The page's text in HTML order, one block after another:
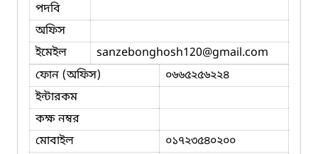
পদবি
অফিস
ইমেইল
sanzebonghosh120@gmail.com
ফোন (অফিস)
০৬৬৫২৫৬২২৪
ইন্টারকম
কক্ষ নম্বর
মোবাইল
০১৭২৩৫৪০২০০